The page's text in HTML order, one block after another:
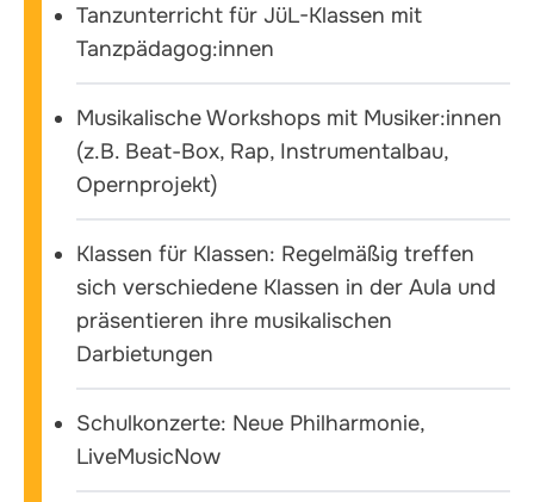
Tanzunterricht für JüL-Klassen mit
Tanzpädagog:innen
Musikalische Workshops mit Musiker:innen
(z.B. Beat-Box, Rap, Instrumentalbau,
Opernprojekt)
Klassen für Klassen: Regelmäßig treffen
sich verschiedene Klassen in der Aula und
präsentieren ihre musikalischen
Darbietungen
Schulkonzerte: Neue Philharmonie,
LiveMusicNow